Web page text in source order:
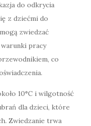
do odkrycia
z dziećmi do
zwiedzać
pracy
co
10°C i wilgotność
dla dzieci, które
Zwiedzanie trwa